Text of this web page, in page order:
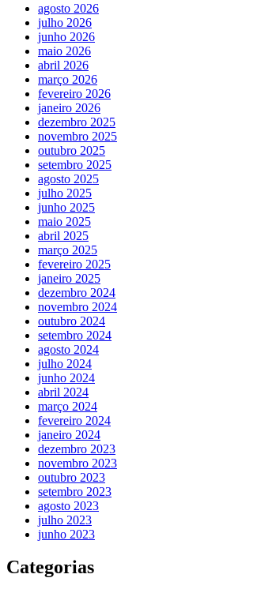
agosto 2026
julho 2026
junho 2026
maio 2026
abril 2026
março 2026
fevereiro 2026
janeiro 2026
dezembro 2025
novembro 2025
outubro 2025
setembro 2025
agosto 2025
julho 2025
junho 2025
maio 2025
abril 2025
março 2025
fevereiro 2025
janeiro 2025
dezembro 2024
novembro 2024
outubro 2024
setembro 2024
agosto 2024
julho 2024
junho 2024
abril 2024
março 2024
fevereiro 2024
janeiro 2024
dezembro 2023
novembro 2023
outubro 2023
setembro 2023
agosto 2023
julho 2023
junho 2023
Categorias